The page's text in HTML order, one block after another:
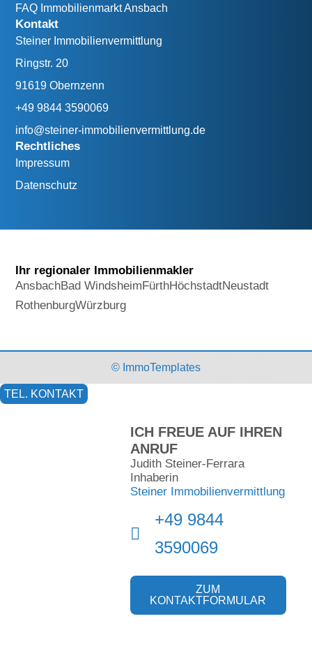
FAQ Immobilienmarkt Ansbach
Kontakt
Steiner Immobilienvermittlung
Ringstr. 20
91619 Obernzenn
+49 9844 3590069
info@steiner-immobilienvermittlung.de
Rechtliches
Impressum
Datenschutz
Ihr regionaler Immobilienmakler
AnsbachBad WindsheimFürthHöchstadtNeustadt
RothenburgWürzburg
© ImmoTemplates
TEL. KONTAKT
ICH FREUE AUF IHREN
ANRUF
Judith Steiner-Ferrara
Inhaberin
Steiner Immobilienvermittlung
+49 9844
3590069
ZUM
KONTAKTFORMULAR